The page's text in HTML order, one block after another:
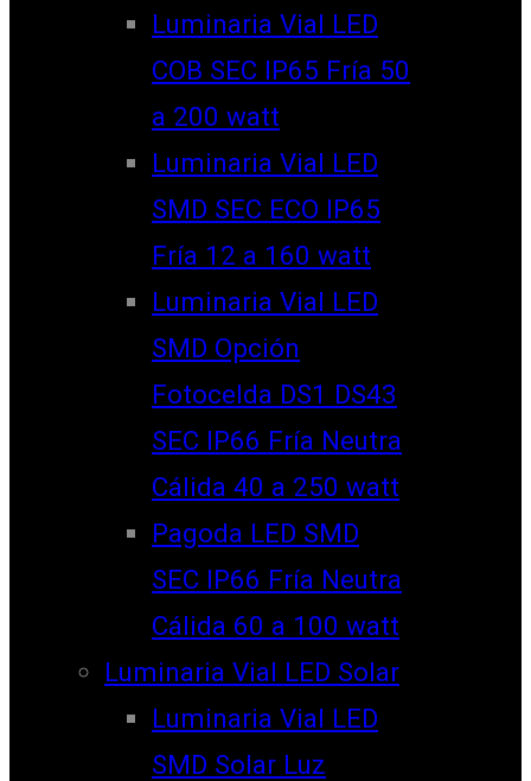
Luminaria Vial LED
COB SEC IP65 Fría 50
a 200 watt
Luminaria Vial LED
SMD SEC ECO IP65
Fría 12 a 160 watt
Luminaria Vial LED
SMD Opción
Fotocelda DS1 DS43
SEC IP66 Fría Neutra
Cálida 40 a 250 watt
Pagoda LED SMD
SEC IP66 Fría Neutra
Cálida 60 a 100 watt
Luminaria Vial LED Solar
Luminaria Vial LED
SMD Solar Luz